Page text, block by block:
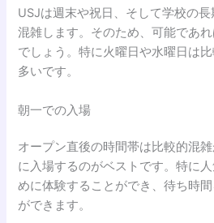
USJは週末や祝日、そして学校の
混雑します。そのため、可能であ
でしょう。特に火曜日や水曜日は
多いです。
朝一での入場
オープン直後の時間帯は比較的混
に入場するのがベストです。特に
めに体験することができ、待ち時
ができます。